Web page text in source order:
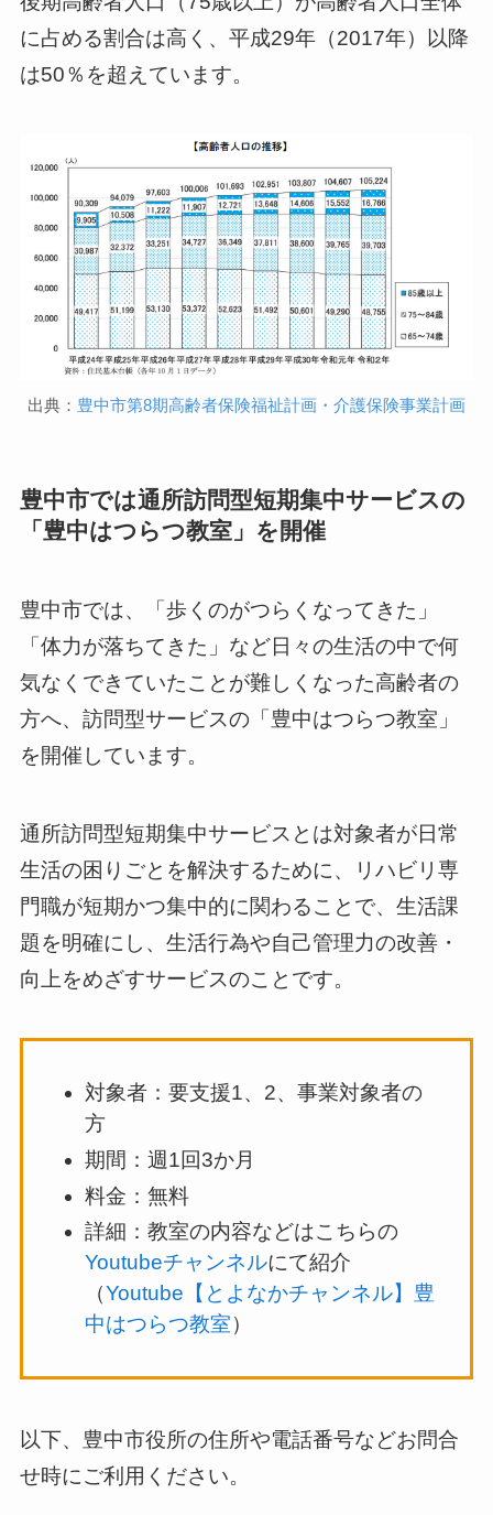
に占める割合は高く、平成29年（2017年）以降
は50％を超えています。
出典： 豊中市第8期高齢者保険福祉計画・介護保険事業計画
豊中市では通所訪問型短期集中サービスの
「豊中はつらつ教室」を開催
豊中市では、「歩くのがつらくなってきた」
「体力が落ちてきた」など日々の生活の中で何
気なくできていたことが難しくなった高齢者の
方へ、訪問型サービスの「豊中はつらつ教室」
を開催しています。
通所訪問型短期集中サービスとは対象者が日常
生活の困りごとを解決するために、リハビリ専
門職が短期かつ集中的に関わることで、生活課
題を明確にし、生活行為や自己管理力の改善・
向上をめざすサービスのことです。
対象者：要支援1、2、事業対象者の
方
期間：週1回3か月
料金：無料
詳細：教室の内容などはこちらの
Youtubeチャンネルにて紹介
（Youtube【とよなかチャンネル】豊
中はつらつ教室）
以下、豊中市役所の住所や電話番号などお問合
せ時にご利用ください。